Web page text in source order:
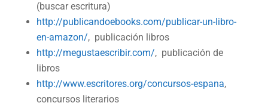
(buscar escritura)
http://publicandoebooks.com/publicar-un-libro-
en-amazon/, publicación libros
http://megustaescribir.com/, publicación de
libros
http://www.escritores.org/concursos-espana,
concursos literarios